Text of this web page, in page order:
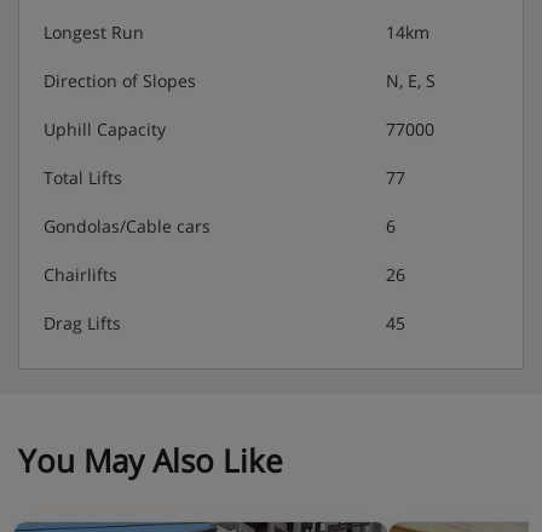
Longest Run 14km
Direction of Slopes N, E, S
Uphill Capacity 77000
Total Lifts 77
Gondolas/Cable cars 6
Chairlifts 26
Drag Lifts 45
You May Also Like